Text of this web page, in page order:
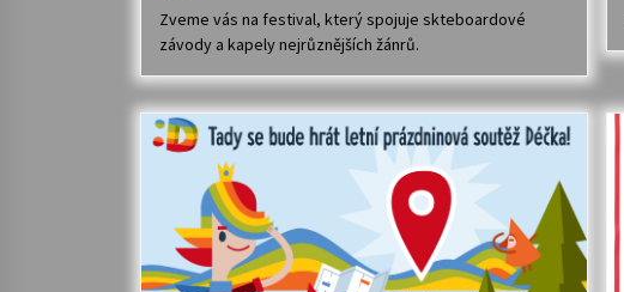
Zveme vás na festival, který spojuje skteboardové
závody a kapely nejrůznějších žánrů.